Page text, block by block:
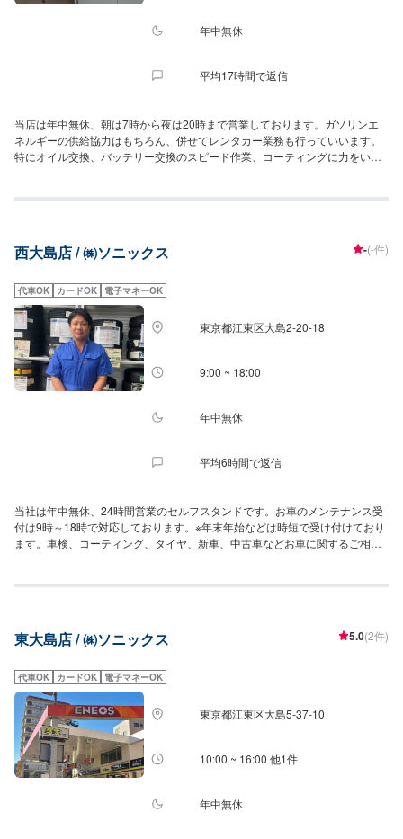
年中無休
平均17時間で返信
当店は年中無休、朝は7時から夜は20時まで営業しております。ガソリンエ
ネルギーの供給協力はもちろん、併せてレンタカー業務も行っていいます。
特にオイル交換、バッテリー交換のスピード作業、コーティングに力をいれ
西大島店 / ㈱ソニックス -(-件)
代車OK カードOK 電子マネーOK
東京都江東区大島2-20-18
9:00 ~ 18:00
年中無休
平均6時間で返信
当社は年中無休、24時間営業のセルフスタンドです。お車のメンテナンス受
付は9時～18時で対応しております。※年末年始などは時短で受け付けており
ます。車検、コーティング、タイヤ、新車、中古車などお車に関するご相談
客様からも高評価を頂いております。一度お試し下さい。ENEOSアプリでは
円～コーティング：6,000円～車検：37,320円～と価格もリーズナブルで
東大島店 / ㈱ソニックス 5.0(2件)
代車OK カードOK 電子マネーOK
東京都江東区大島5-37-10
10:00 ~ 16:00 他1件
年中無休